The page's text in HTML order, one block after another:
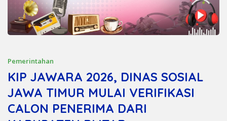
Pemerintahan
KIP JAWARA 2026, DINAS SOSIAL
JAWA TIMUR MULAI VERIFIKASI
CALON PENERIMA DARI